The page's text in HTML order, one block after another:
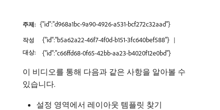
주제: {"id":"d968a1bc-9a90-4926-a531-bcf272c32aad"}
작성
대상:
{"id":"b5a62a22-46f7-4f0d-b151-3fc640bef588"}
{"id":"c66ffd68-0f65-42bb-aa23-b4020f12e0bd"}
이 비디오를 통해 다음과 같은 사항을 알아볼 수
있습니다.
설정 영역에서 레이아웃 템플릿 찾기